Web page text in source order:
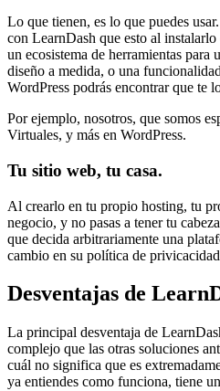
Lo que tienen, es lo que puedes
con LearnDash que esto al
un ecosistema de herramientas para
diseño a medida, o una
WordPress podrás encontrar que te
Por ejemplo, nosotros, que somos
Virtuales, y más en WordPress.
Tu sitio web, tu casa.
Al crearlo en tu propio hosting, tu
negocio, y no pasas a tener tu
que decida arbitrariamente una
cambio en su política de
Desventajas de
La principal desventaja de
complejo que las otras soluciones
cuál no significa que es
ya entiendes como funciona, tiene